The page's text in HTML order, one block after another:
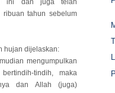
ini dan juga telah
ribuan tahun sebelum
hujan dijelaskan:
mengumpulkan
tindih, maka
dan Allah (juga)